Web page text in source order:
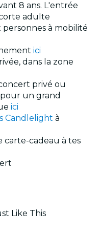
8 ans. L'entrée
adulte
personnes à mobilité
ici
dans la zone
privé ou
un grand
ici
Candlelight à
cadeau à tes
Like This